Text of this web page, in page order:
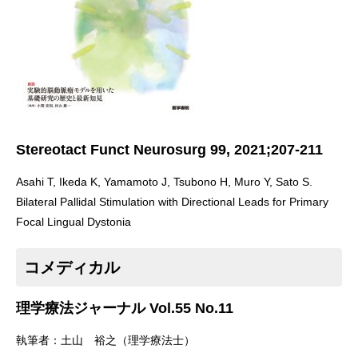
Stereotact Funct Neurosurg 99, 2021;207-211
Asahi T, Ikeda K, Yamamoto J, Tsubono H, Muro Y, Sato S.
Bilateral Pallidal Stimulation with Directional Leads for Primary
Focal Lingual Dystonia
コメディカル
理学療法ジャーナル Vol.55 No.11
執筆者：土山 裕之（理学療法士）